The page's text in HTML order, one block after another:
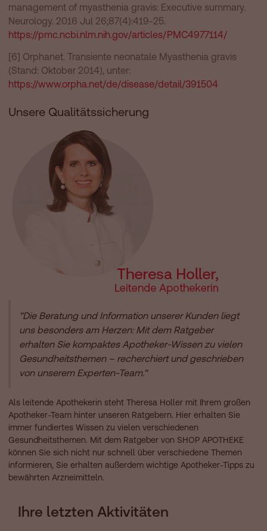
management of myasthenia gravis: Executive summary.
Neurology. 2016 Jul 26;87(4):419-25.
https://pmc.ncbi.nlm.nih.gov/articles/PMC4977114/
[6] Orphanet. Transiente neonatale Myasthenia gravis
(Stand: Oktober 2014), unter:
https://www.orpha.net/de/disease/detail/391504
Unsere Qualitätssicherung
"Die Beratung und Information unserer Kunden liegt
uns besonders am Herzen: Mit dem Ratgeber
erhalten Sie kompaktes Apotheker-Wissen zu vielen
Gesundheitsthemen – recherchiert und geschrieben
von unserem Experten-Team."
Als leitende Apothekerin steht Theresa Holler mit Ihrem großen
Apotheker-Team hinter unseren Ratgebern. Hier erhalten Sie
immer fundiertes Wissen zu vielen verschiedenen
Gesundheitsthemen. Mit dem Ratgeber von SHOP APOTHEKE
können Sie sich nicht nur schnell über verschiedene Themen
informieren, Sie erhalten außerdem wichtige Apotheker-Tipps zu
bewährten Arzneimitteln.
Ihre letzten Aktivitäten